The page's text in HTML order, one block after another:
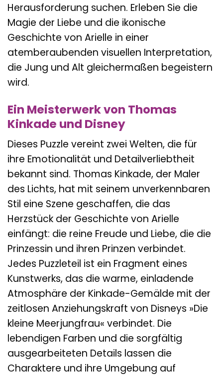
Herausforderung suchen. Erleben Sie die
Magie der Liebe und die ikonische
Geschichte von Arielle in einer
atemberaubenden visuellen Interpretation,
die Jung und Alt gleichermaßen begeistern
wird.
Ein Meisterwerk von Thomas
Kinkade und Disney
Dieses Puzzle vereint zwei Welten, die für
ihre Emotionalität und Detailverliebtheit
bekannt sind. Thomas Kinkade, der Maler
des Lichts, hat mit seinem unverkennbaren
Stil eine Szene geschaffen, die das
Herzstück der Geschichte von Arielle
einfängt: die reine Freude und Liebe, die die
Prinzessin und ihren Prinzen verbindet.
Jedes Puzzleteil ist ein Fragment eines
Kunstwerks, das die warme, einladende
Atmosphäre der Kinkade-Gemälde mit der
zeitlosen Anziehungskraft von Disneys »Die
kleine Meerjungfrau« verbindet. Die
lebendigen Farben und die sorgfältig
ausgearbeiteten Details lassen die
Charaktere und ihre Umgebung auf